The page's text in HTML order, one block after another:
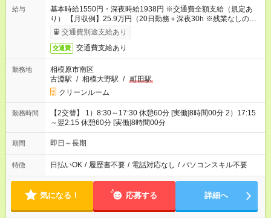
給与
基本時給1550円・深夜時給1938円 ※交通費全額支給（規定あ
り） 【月収例】25.9万円（20日勤務＋深夜30h ※残業なしの場
合）交通費別途支給あり
交通費 交通費支給あり
勤務地
相模原市南区
古淵駅 / 相模大野駅 / 町田駅
クリーンルーム
勤務時間
【2交替】 1）8:30～17:30 休憩60分 [実働]8時間00分 2）17:15
～翌2:15 休憩60分 [実働]8時間00分
期間 即日～長期
特徴 日払いOK / 履歴書不要 / 電話対応なし / パソコンスキル不要
気になる！ 応募する 詳細へ